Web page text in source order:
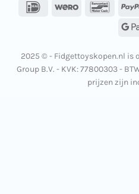
IDeal Wero
2025 © - Fidgettoyskopen.nl is
Group B.V. - KVK: 77800303 -
prijzen zijn